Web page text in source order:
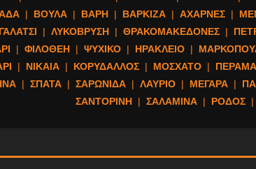
| ΒΟΥΛΑ | ΒΑΡΗ | ΒΑΡΚΙΖΑ | ΑΧΑΡΝΕΣ |
ΓΑΛΑΤΣΙ | ΛΥΚΟΒΡΥΣΗ | ΘΡΑΚΟΜΑΚΕΔΟΝΕΣ |
| ΦΙΛΟΘΕΗ | ΨΥΧΙΚΟ | ΗΡΑΚΛΕΙΟ |
| ΝΙΚΑΙΑ | ΚΟΡΥΔΑΛΛΟΣ | ΜΟΣΧΑΤΟ | ΠΕΡΑΜΑ
| ΣΠΑΤΑ | ΣΑΡΩΝΙΔΑ | ΛΑΥΡΙΟ | ΜΕΓΑΡΑ |
ΣΑΝΤΟΡΙΝΗ | ΣΑΛΑΜΙΝΑ | ΡΟΔΟΣ |